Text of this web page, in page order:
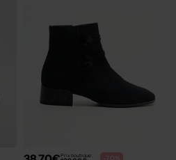
Prix boutique :